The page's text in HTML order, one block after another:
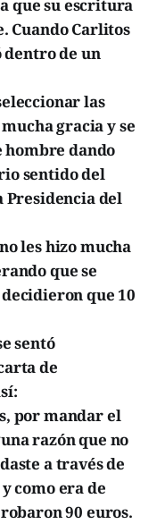
que su escritura
Cuando Carlitos
de un
las
gracia y se
hombre dando
sentido del
del
les hizo mucha
que se
que 10
sentó
de
por mandar el
razón que no
a través de
como era de
90 euros.